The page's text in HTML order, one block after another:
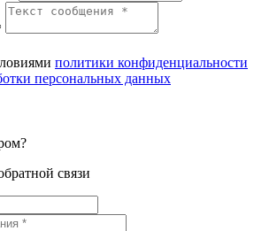
политики конфиденциальности
персональных данных
связи